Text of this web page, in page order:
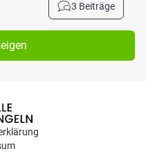
3 Beiträge